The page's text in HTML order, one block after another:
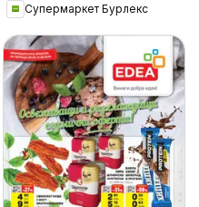
Супермаркет Бурлекс